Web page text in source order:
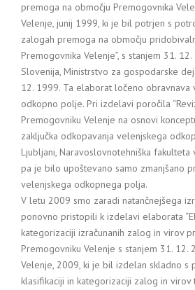
premoga na območju Premogovnika
Velenje, junij 1999, ki je bil potrjen s
zalogah premoga na območju
Premogovnika Velenje”, s stanjem 31.
Slovenija, Ministrstvo za gospodarske
12. 1999. Ta elaborat ločeno obravnava
odkopno polje. Pri izdelavi poročila
Premogovniku Velenje na osnovi
zaključka odkopavanja velenjskega
Ljubljani, Naravoslovnotehniška fakulteta
pa je bilo upoštevano samo zmanjšano
velenjskega odkopnega polja.
V letu 2009 smo zaradi natančnejšega
ponovno pristopili k izdelavi elaborata
kategorizaciji izračunanih zalog in virov
Premogovniku Velenje s stanjem 31. 12.
Velenje, 2009, ki je bil izdelan skladno s
klasifikaciji in kategorizaciji zalog in virov